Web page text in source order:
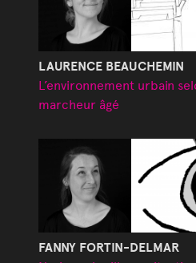
LAURENCE BEAUCHEMIN
L’environnement urbain
marcheur âgé
FANNY FORTIN-DELMAR